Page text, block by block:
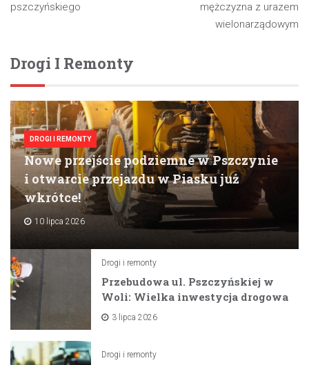
pszczyńskiego
mężczyzna z urazem
wielonarządowym
Drogi I Remonty
DROGI I REMONTY
Nowe przejście podziemne w Pszczynie
i otwarcie przejazdu w Piasku już
wkrótce!
10 lipca 2026
Drogi i remonty
Przebudowa ul. Pszczyńskiej w
Woli: Wielka inwestycja drogowa
na horyzoncie
3 lipca 2026
Drogi i remonty